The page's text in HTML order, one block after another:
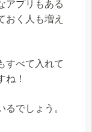
アプリもある
おく人も増え
すべて入れて
ね！
でしょう。